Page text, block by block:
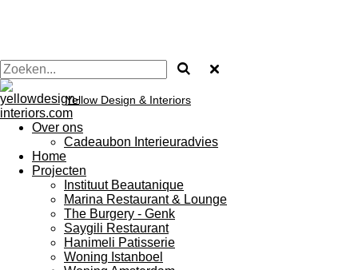
Yellow Design & Interiors
Over ons
Cadeaubon Interieuradvies
Home
Projecten
Instituut Beautanique
Marina Restaurant & Lounge
The Burgery - Genk
Saygili Restaurant
Hanimeli Patisserie
Woning Istanboel